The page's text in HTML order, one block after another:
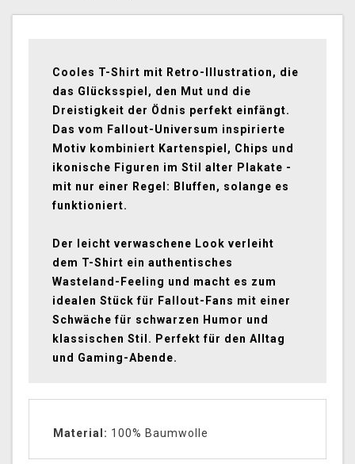
Cooles T-Shirt mit Retro-Illustration, die
das Glücksspiel, den Mut und die
Dreistigkeit der Ödnis perfekt einfängt.
Das vom Fallout-Universum inspirierte
Motiv kombiniert Kartenspiel, Chips und
ikonische Figuren im Stil alter Plakate -
mit nur einer Regel: Bluffen, solange es
funktioniert.
Der leicht verwaschene Look verleiht
dem T-Shirt ein authentisches
Wasteland-Feeling und macht es zum
idealen Stück für Fallout-Fans mit einer
Schwäche für schwarzen Humor und
klassischen Stil. Perfekt für den Alltag
und Gaming-Abende.
Material: 100% Baumwolle